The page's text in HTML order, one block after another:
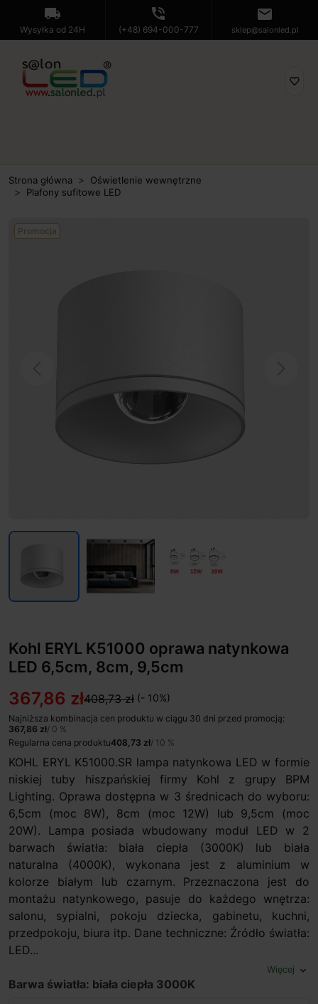
local_shipping
Wysyłka od 24H
phone_in_talk
(+48) 694-000-777
mail
sklep@salonled.pl
favorite_border
Strona główna
Oświetlenie wewnętrzne
Plafony sufitowe LED
Promocja
Kohl ERYL K51000 oprawa natynkowa
LED 6,5cm, 8cm, 9,5cm
367,86 zł408,73 zł (- 10%)
Najniższa kombinacja cen produktu w ciągu 30 dni przed promocją:
367,86 zł/ 0 %
Regularna cena produktu408,73 zł/ 10 %
KOHL ERYL K51000.SR lampa natynkowa LED w formie
niskiej tuby hiszpańskiej firmy Kohl z grupy BPM
Lighting. Oprawa dostępna w 3 średnicach do wyboru:
6,5cm (moc 8W), 8cm (moc 12W) lub 9,5cm (moc
20W). Lampa posiada wbudowany moduł LED w 2
barwach światła: biała ciepła (3000K) lub biała
naturalna (4000K), wykonana jest z aluminium w
kolorze białym lub czarnym. Przeznaczona jest do
montażu natynkowego, pasuje do każdego wnętrza:
salonu, sypialni, pokoju dziecka, gabinetu, kuchni,
przedpokoju, biura itp. Dane techniczne: Źródło światła:
LED...
Więcej expand_more
Barwa światła: biała ciepła 3000K